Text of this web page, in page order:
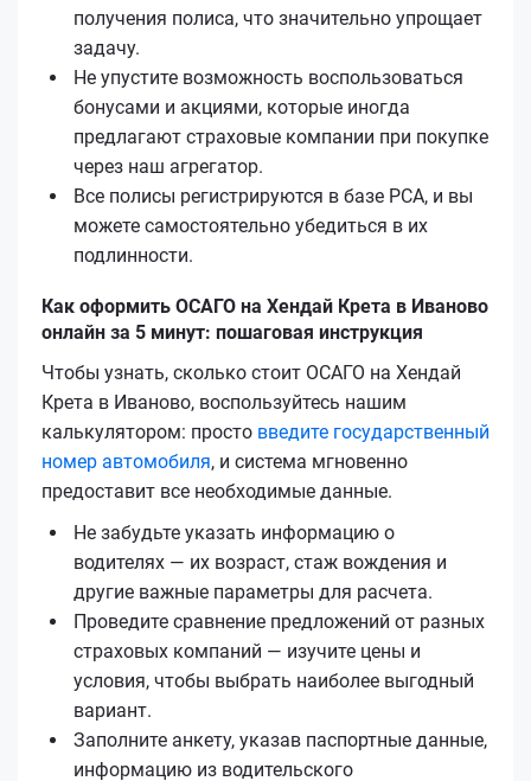
получения полиса, что значительно упрощает
задачу.
Не упустите возможность воспользоваться
бонусами и акциями, которые иногда
предлагают страховые компании при покупке
через наш агрегатор.
Все полисы регистрируются в базе РСА, и вы
можете самостоятельно убедиться в их
подлинности.
Как оформить ОСАГО на Хендай Крета в Иваново
онлайн за 5 минут: пошаговая инструкция
Чтобы узнать, сколько стоит ОСАГО на Хендай
Крета в Иваново, воспользуйтесь нашим
калькулятором: просто введите государственный
номер автомобиля, и система мгновенно
предоставит все необходимые данные.
Не забудьте указать информацию о
водителях — их возраст, стаж вождения и
другие важные параметры для расчета.
Проведите сравнение предложений от разных
страховых компаний — изучите цены и
условия, чтобы выбрать наиболее выгодный
вариант.
Заполните анкету, указав паспортные данные,
информацию из водительского